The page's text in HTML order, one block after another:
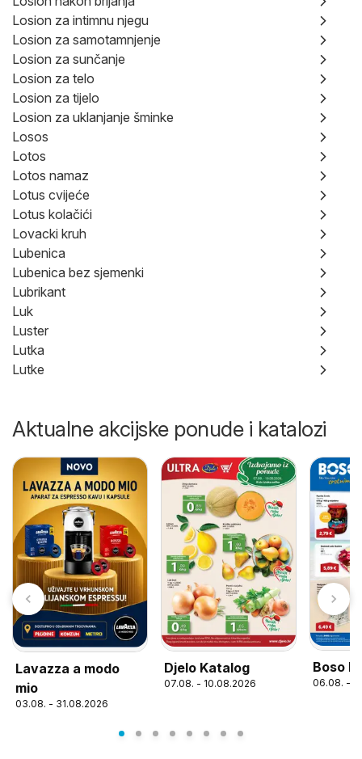
Losion za intimnu njegu
Losion za samotamnjenje
Losion za sunčanje
Losion za telo
Losion za tijelo
Losion za uklanjanje šminke
Losos
Lotos
Lotos namaz
Lotus cvijeće
Lotus kolačići
Lovacki kruh
Lubenica
Lubenica bez sjemenki
Lubrikant
Luk
Luster
Lutka
Lutke
Aktualne akcijske ponude i katalozi
Lavazza a modo
mio
03.08. - 31.08.2026
Djelo Katalog
07.08. - 10.08.2026
Boso
06.08. -